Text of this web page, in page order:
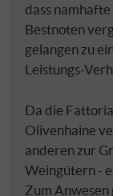
dass
Bestnoten
gelangen zu
Leistungs-
Da die
Olivenhaine
anderen zur
Weingütern -
Zum